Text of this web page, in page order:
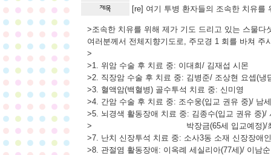
[re] 여기 투병 환자들의 조속한 치유를
>조속한 치유를 위해 제가 기도 드리고 있는 스물
여러분께서 전체지향기도로, 주모경 1 회를 바쳐 주
>
>1. 위암 수술 후 치료 중: 이대희/ 김재섭 시몬
>2. 직장암 수술 후 치료 중: 김병준/ 조상현 요셉(냉
>3. 혈액암(백혈병) 골수투석 치료 중: 신미영
>4. 간암 수술 후 치료 중: 조수웅(입교 권유 중)/ 남
>5. 뇌경색 활동장애 치료 중: 김종수(입교 권유 중)/
> 박장금(65세 입교예정)/최항규(
>7. 난치 신장투석 치료 중: 소사3동 소재 신장장애
>8. 관절염 활동장애: 이옥례 세실리아(77세)/ 이남